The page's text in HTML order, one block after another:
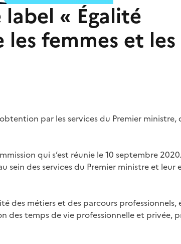
« Égalité
femmes et les
par les services du Premier
qui s’est réunie le 10 septembre
sein des services du Premier ministre et leur
des métiers et des parcours
des temps de vie professionnelle et privée,